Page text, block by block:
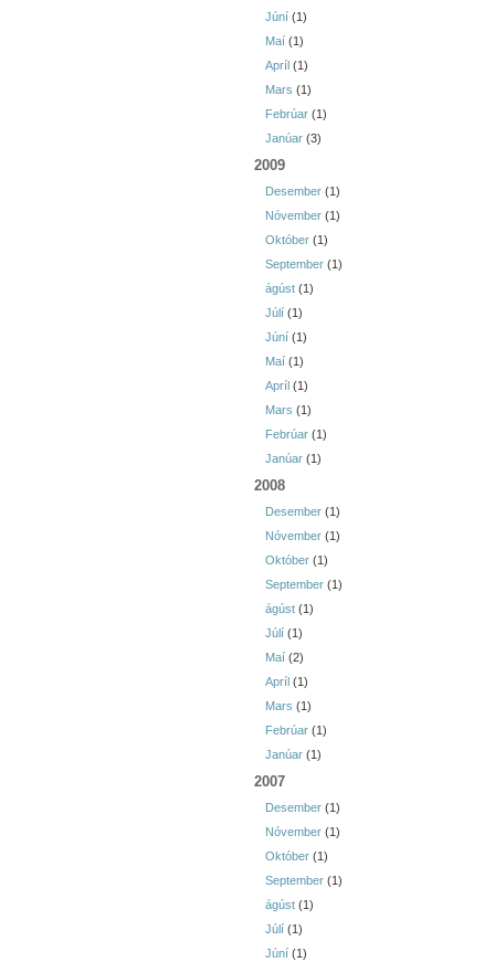
Júní (1)
Maí (1)
Apríl (1)
Mars (1)
Febrúar (1)
Janúar (3)
2009
Desember (1)
Nóvember (1)
Október (1)
September (1)
ágúst (1)
Júlí (1)
Júní (1)
Maí (1)
Apríl (1)
Mars (1)
Febrúar (1)
Janúar (1)
2008
Desember (1)
Nóvember (1)
Október (1)
September (1)
ágúst (1)
Júlí (1)
Maí (2)
Apríl (1)
Mars (1)
Febrúar (1)
Janúar (1)
2007
Desember (1)
Nóvember (1)
Október (1)
September (1)
ágúst (1)
Júlí (1)
Júní (1)